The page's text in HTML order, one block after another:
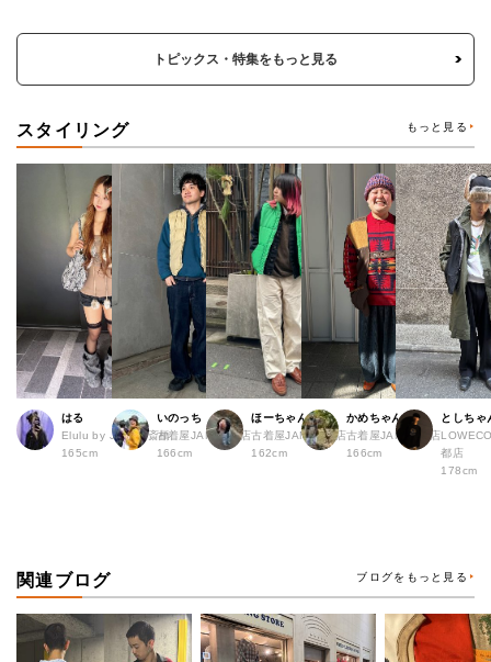
トピックス・特集をもっと見る
スタイリング もっと見る
はる
Elulu by JAM 心斎橋
165cm
いのっち
古着屋JAM 渋谷店
166cm
ほーちゃん
古着屋JAM 広島店
162cm
かめちゃん
古着屋JAM 渋谷店
166cm
としちゃ
都店
178cm
関連ブログ ブログをもっと見る